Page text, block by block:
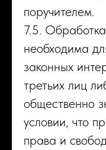
поручителем.
7.5.
необходима
законных
третьих лиц
общественно
условии, что
права и